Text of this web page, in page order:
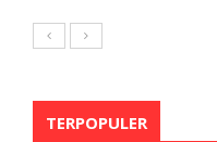
TERPOPULER